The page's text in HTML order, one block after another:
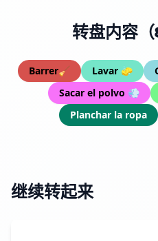
转盘内容（
Barrer🧹 Lavar 🧽
Sacar el polvo 💨
Planchar la ropa
继续转起来